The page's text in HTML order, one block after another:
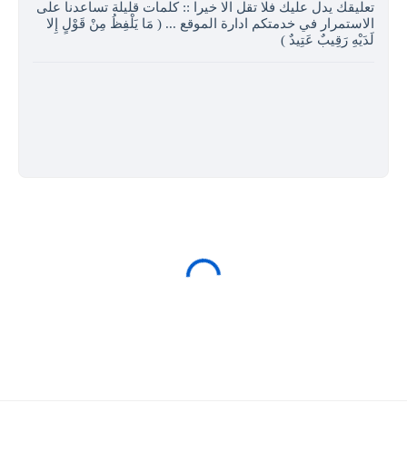
تعليقك يدل عليك فلا تقل الا خيرا :: كلمات قليلة تساعدنا على
الاستمرار في خدمتكم ادارة الموقع ... ( مَا يَلْفِظُ مِنْ قَوْلٍ إِلا
لَدَيْهِ رَقِيبٌ عَتِيدٌ )